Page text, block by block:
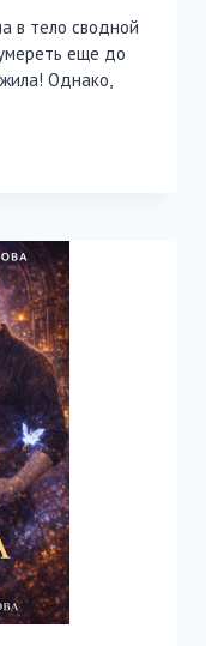
в тело сводной
еще до
Однако,